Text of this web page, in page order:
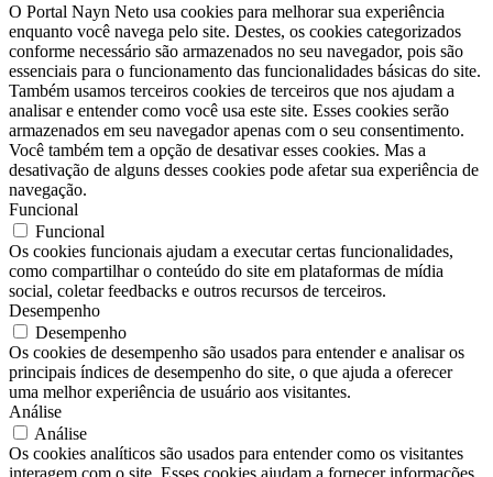
O Portal Nayn Neto usa cookies para melhorar sua experiência
enquanto você navega pelo site. Destes, os cookies categorizados
conforme necessário são armazenados no seu navegador, pois são
essenciais para o funcionamento das funcionalidades básicas do site.
Também usamos terceiros cookies de terceiros que nos ajudam a
analisar e entender como você usa este site. Esses cookies serão
armazenados em seu navegador apenas com o seu consentimento.
Você também tem a opção de desativar esses cookies. Mas a
desativação de alguns desses cookies pode afetar sua experiência de
navegação.
Funcional
Funcional
Os cookies funcionais ajudam a executar certas funcionalidades,
como compartilhar o conteúdo do site em plataformas de mídia
social, coletar feedbacks e outros recursos de terceiros.
Desempenho
Desempenho
Os cookies de desempenho são usados ​​para entender e analisar os
principais índices de desempenho do site, o que ajuda a oferecer
uma melhor experiência de usuário aos visitantes.
Análise
Análise
Os cookies analíticos são usados ​​para entender como os visitantes
interagem com o site. Esses cookies ajudam a fornecer informações